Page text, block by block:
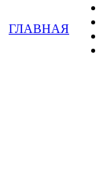
ГЛАВНАЯ